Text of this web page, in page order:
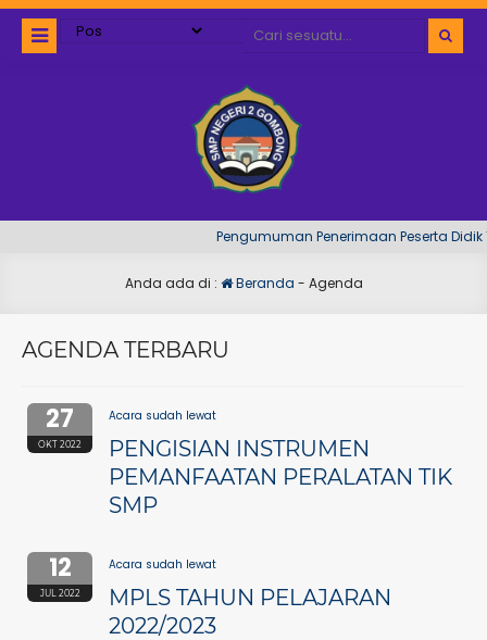
Pengumuman Penerimaan Peserta
Anda ada di : Beranda - Agenda
AGENDA TERBARU
27
OKT 2022
Acara sudah lewat
PENGISIAN INSTRUMEN
PEMANFAATAN PERALATAN TIK
SMP
12
JUL 2022
Acara sudah lewat
MPLS TAHUN PELAJARAN
2022/2023